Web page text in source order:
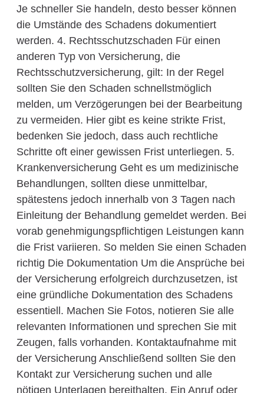
Je schneller Sie handeln, desto besser können
die Umstände des Schadens dokumentiert
werden. 4. Rechtsschutzschaden Für einen
anderen Typ von Versicherung, die
Rechtsschutzversicherung, gilt: In der Regel
sollten Sie den Schaden schnellstmöglich
melden, um Verzögerungen bei der Bearbeitung
zu vermeiden. Hier gibt es keine strikte Frist,
bedenken Sie jedoch, dass auch rechtliche
Schritte oft einer gewissen Frist unterliegen. 5.
Krankenversicherung Geht es um medizinische
Behandlungen, sollten diese unmittelbar,
spätestens jedoch innerhalb von 3 Tagen nach
Einleitung der Behandlung gemeldet werden. Bei
vorab genehmigungspflichtigen Leistungen kann
die Frist variieren. So melden Sie einen Schaden
richtig Die Dokumentation Um die Ansprüche bei
der Versicherung erfolgreich durchzusetzen, ist
eine gründliche Dokumentation des Schadens
essentiell. Machen Sie Fotos, notieren Sie alle
relevanten Informationen und sprechen Sie mit
Zeugen, falls vorhanden. Kontaktaufnahme mit
der Versicherung Anschließend sollten Sie den
Kontakt zur Versicherung suchen und alle
nötigen Unterlagen bereithalten. Ein Anruf oder